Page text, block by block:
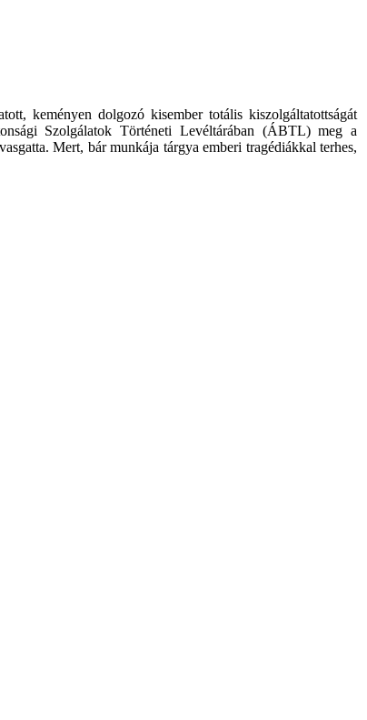
keményen dolgozó kisember totális kiszolgáltatottságát
Szolgálatok Történeti Levéltárában (ÁBTL) meg a
Mert, bár munkája tárgya emberi tragédiákkal terhes,